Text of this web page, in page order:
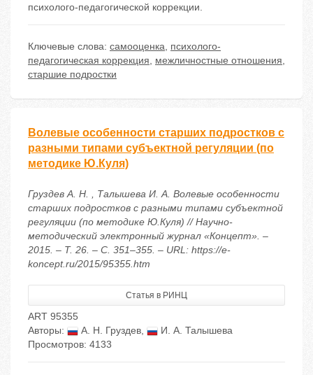
психолого-педагогической коррекции.
Ключевые слова: самооценка, психолого-
педагогическая коррекция, межличностные отношения,
старшие подростки
Волевые особенности старших подростков с
разными типами субъектной регуляции (по
методике Ю.Куля)
Груздев А. Н. , Талышева И. А. Волевые особенности
старших подростков с разными типами субъектной
регуляции (по методике Ю.Куля) // Научно-
методический электронный журнал «Концепт». –
2015. – Т. 26. – С. 351–355. – URL: https://e-
koncept.ru/2015/95355.htm
Статья в РИНЦ
ART 95355
Авторы:
А. Н. Груздев,
И. А. Талышева
Просмотров: 4133